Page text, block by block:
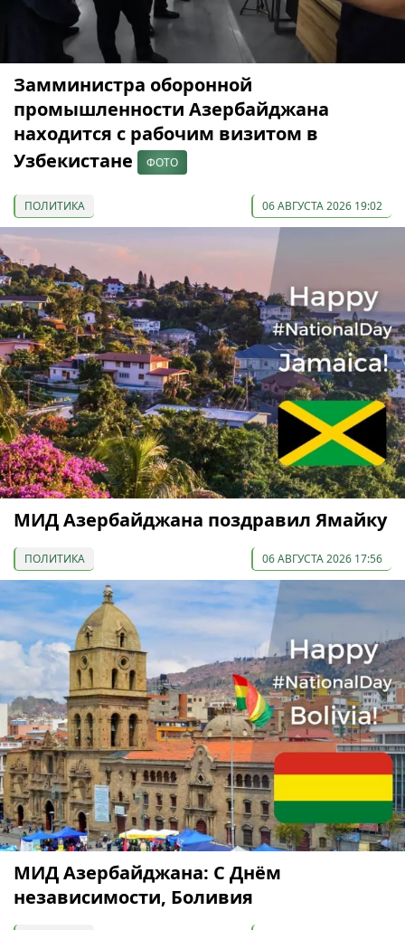
Замминистра оборонной
промышленности Азербайджана
находится с рабочим визитом в
Узбекистане
ФОТО
ПОЛИТИКА 06 АВГУСТА 2026 19:02
МИД Азербайджана поздравил Ямайку
ПОЛИТИКА 06 АВГУСТА 2026 17:56
МИД Азербайджана: С Днём
независимости, Боливия